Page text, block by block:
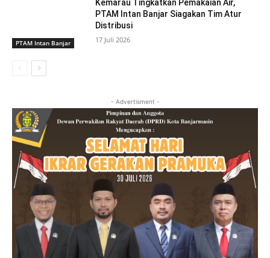
PTAM Intan Banjar
Kemarau Tingkatkan Pemakaian Air,
PTAM Intan Banjar Siagakan Tim Atur
Distribusi
17 Juli 2026
- Advertisment -